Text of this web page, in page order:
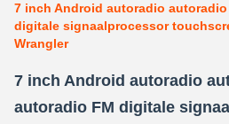
7 inch Android autoradio autoradio
digitale signaalprocessor
Wrangler
7 inch Android autoradio
autoradio FM digitale